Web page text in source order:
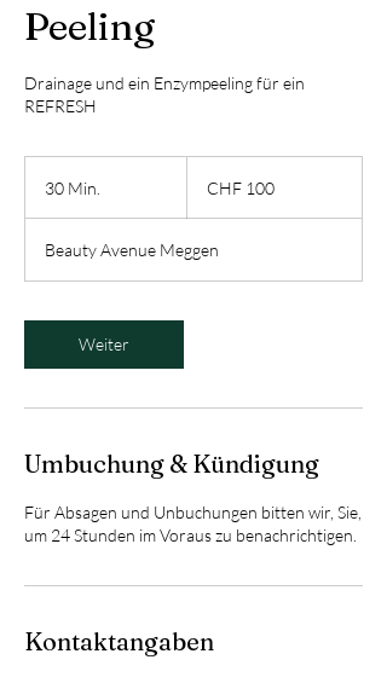
Peeling
Drainage und ein Enzympeeling für ein
REFRESH
30 Min.
i
n
Franken
CHF 100
Beauty Avenue Meggen
Weiter
Umbuchung & Kündigung
Für Absagen und Unbuchungen bitten wir, Sie,
um 24 Stunden im Voraus zu benachrichtigen.
Kontaktangaben